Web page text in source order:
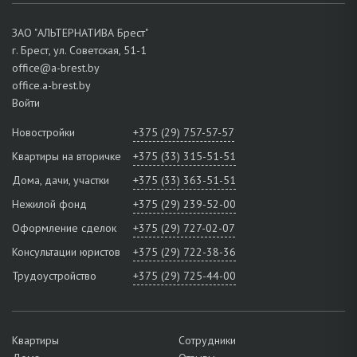
ЗАО "АЛЬТЕРНАТИВА Брест"
г. Брест, ул. Советская, 51-1
office@a-brest.by
office.a-brest.by
Войти
Новостройки
+375 (29) 757-57-57
Квартиры на вторичке
+375 (33) 315-51-51
Дома, дачи, участки
+375 (33) 363-51-51
Нежилой фонд
+375 (29) 239-52-00
Оформление сделок
+375 (29) 727-02-07
Консультации юристов
+375 (29) 722-38-36
Трудоустройство
+375 (29) 725-44-00
Квартиры
Сотрудники